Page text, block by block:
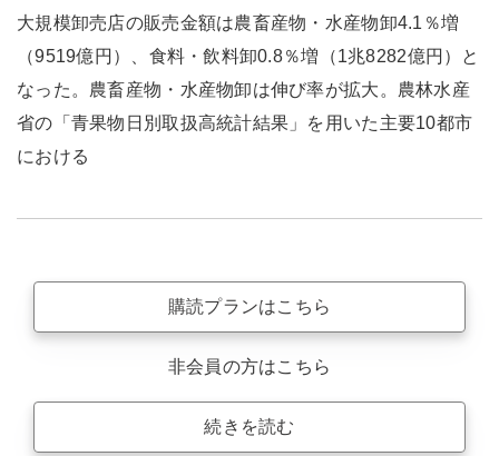
大規模卸売店の販売金額は農畜産物・水産物卸4.1％増
（9519億円）、食料・飲料卸0.8％増（1兆8282億円）と
なった。農畜産物・水産物卸は伸び率が拡大。農林水産
省の「青果物日別取扱高統計結果」を用いた主要10都市
における
購読プランはこちら
非会員の方はこちら
続きを読む